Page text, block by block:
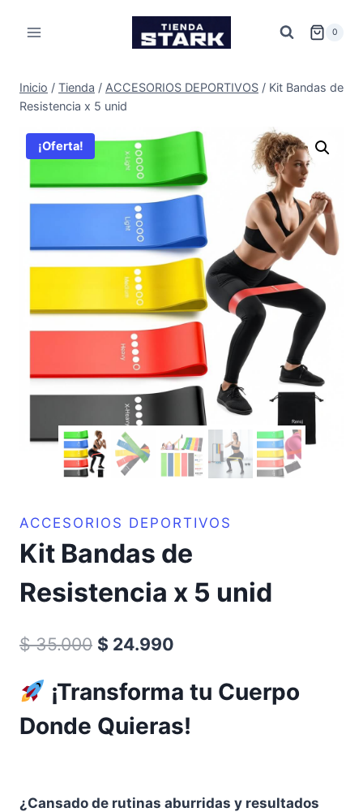
0
Inicio / Tienda / ACCESORIOS DEPORTIVOS / Kit Bandas de
Resistencia x 5 unid
¡Oferta!
ACCESORIOS DEPORTIVOS
Kit Bandas de
Resistencia x 5 unid
$35.000 El
original
era:
$ 24.990
actual
es:
¡Transforma tu Cuerpo
Donde Quieras!
¿Cansado de rutinas aburridas y resultados